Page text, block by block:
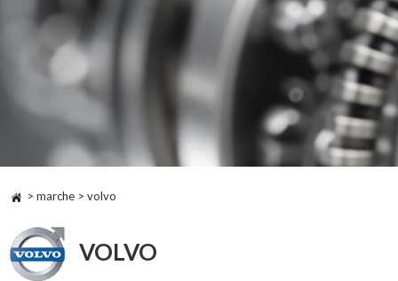
> marche > volvo
VOLVO